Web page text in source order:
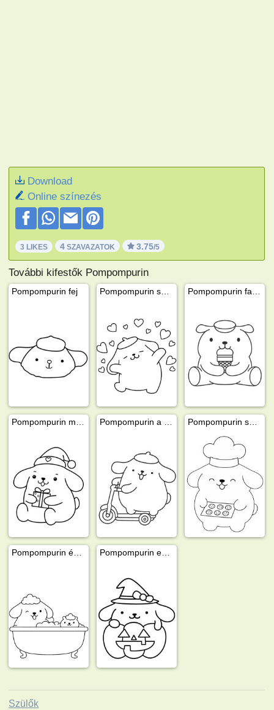
Download
Online színezés
3 LIKES 4 SZAVAZATOK 3.75/5
További kifestők Pompompurin
Pompompurin fej
Szülők